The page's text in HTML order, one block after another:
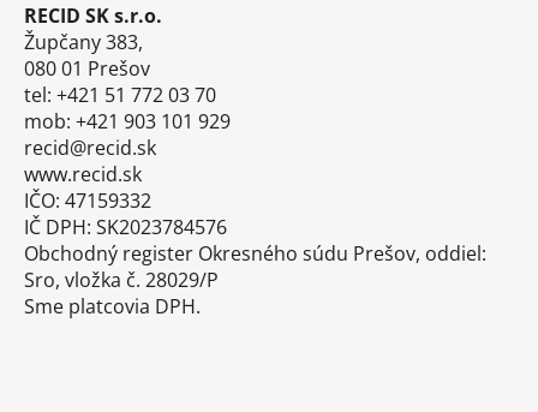
RECID SK s.r.o.
Župčany 383,
080 01 Prešov
tel: +421 51 772 03 70
mob: +421 903 101 929
recid@recid.sk
www.recid.sk
IČO: 47159332
IČ DPH: SK2023784576
Obchodný register Okresného súdu Prešov, oddiel:
Sro, vložka č. 28029/P
Sme platcovia DPH.